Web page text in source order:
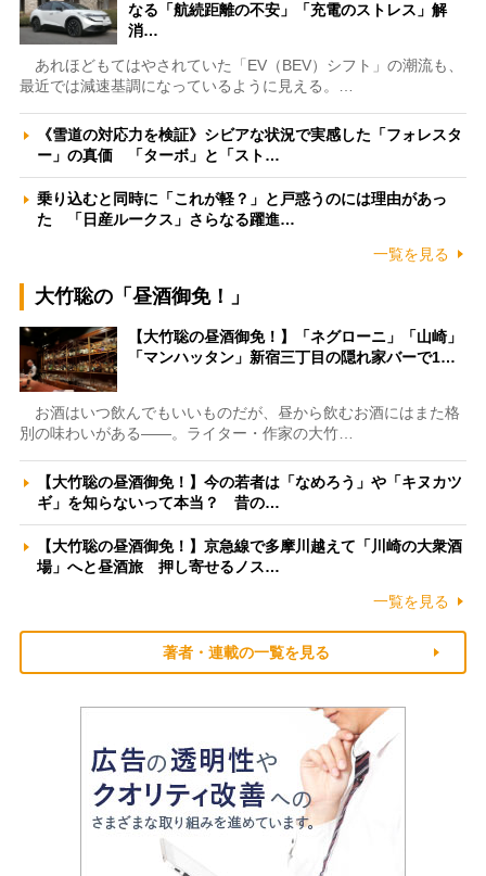
なる「航続距離の不安」「充電のストレス」解
消…
あれほどもてはやされていた「EV（BEV）シフト」の潮流も、
最近では減速基調になっているように見える。…
《雪道の対応力を検証》シビアな状況で実感した「フォレスタ
ー」の真価 「ターボ」と「スト…
乗り込むと同時に「これが軽？」と戸惑うのには理由があっ
た 「日産ルークス」さらなる躍進…
一覧を見る
大竹聡の「昼酒御免！」
【大竹聡の昼酒御免！】「ネグローニ」「山崎」
「マンハッタン」新宿三丁目の隠れ家バーで1…
お酒はいつ飲んでもいいものだが、昼から飲むお酒にはまた格
別の味わいがある――。ライター・作家の大竹…
【大竹聡の昼酒御免！】今の若者は「なめろう」や「キヌカツ
ギ」を知らないって本当？ 昔の…
【大竹聡の昼酒御免！】京急線で多摩川越えて「川崎の大衆酒
場」へと昼酒旅 押し寄せるノス…
一覧を見る
著者・連載の一覧を見る